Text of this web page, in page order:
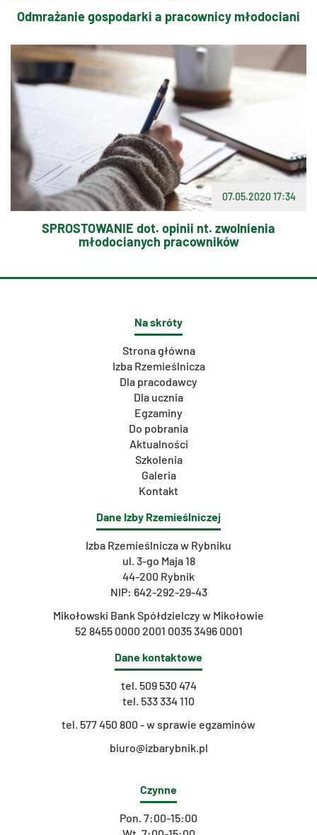
Odmrażanie gospodarki a pracownicy młodociani
07.05.2020 17:34
SPROSTOWANIE dot. opinii nt. zwolnienia
młodocianych pracowników
Na skróty
Strona główna
Izba Rzemieślnicza
Dla pracodawcy
Dla ucznia
Egzaminy
Do pobrania
Aktualności
Szkolenia
Galeria
Kontakt
Dane Izby Rzemieślniczej
Izba Rzemieślnicza w Rybniku
ul. 3-go Maja 18
44-200 Rybnik
NIP: 642-292-29-43
Mikołowski Bank Spółdzielczy w Mikołowie
52 8455 0000 2001 0035 3496 0001
Dane kontaktowe
tel. 509 530 474
tel. 533 334 110
tel. 577 450 800 - w sprawie egzaminów
biuro@izbarybnik.pl
Czynne
Pon. 7:00-15:00